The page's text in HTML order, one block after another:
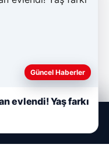
Güncel Haberler
evlendi! Yaş farkı